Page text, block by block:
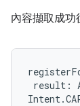
內容擷取成功
result: